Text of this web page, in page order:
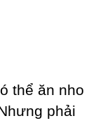
thể ăn nho
phải